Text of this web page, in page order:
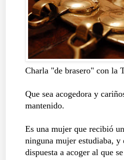
Charla "de brasero" con la
Que sea acogedora y
mantenido.
Es una mujer que recibió
ninguna mujer estudiaba, y
dispuesta a acoger al que